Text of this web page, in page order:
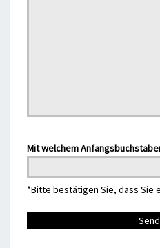
Mit welchem
*Bitte bestätigen Sie, dass Sie